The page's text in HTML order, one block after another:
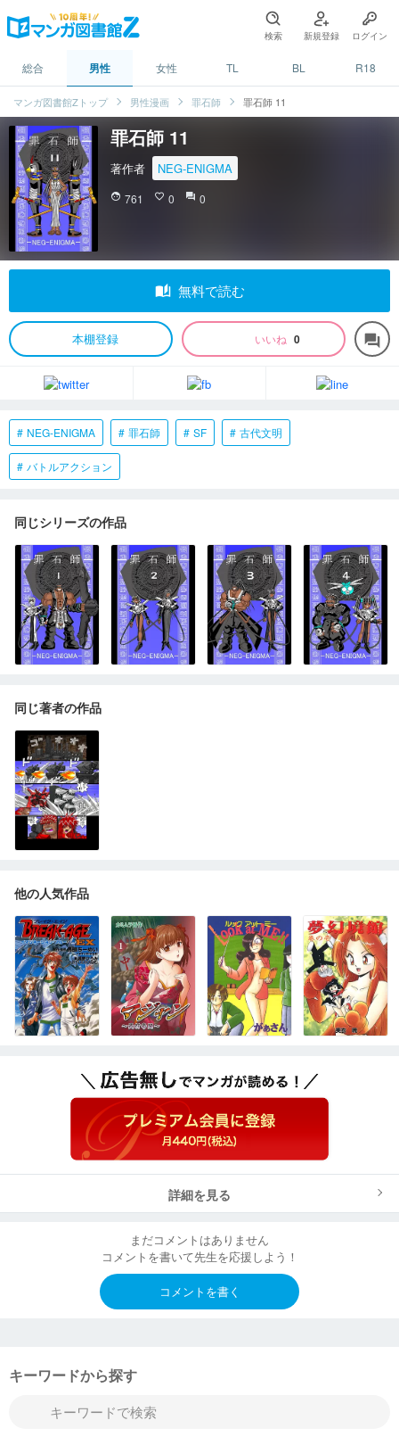
検索 新規登録 ログイン
総合 男性 女性 TL BL R18
マンガ図書館Zトップ 男性漫画 罪石師 罪石師 11
罪石師 11
著作者 NEG-ENIGMA
face 761 favorite_border 0 question_answer 0
auto_stories 無料で読む
本棚登録 いいね 0 forum
NEG-ENIGMA 罪石師 SF 古代文明
バトルアクション
同じシリーズの作品
同じ著者の作品
他の人気作品
詳細を見る
まだコメントはありません
コメントを書いて先生を応援しよう！
コメントを書く
キーワードから探す